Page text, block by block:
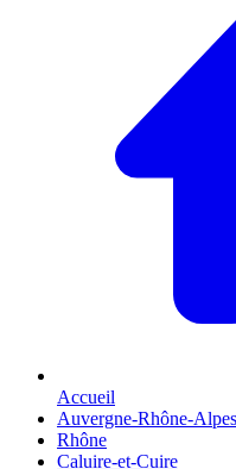
Accueil
Auvergne-Rhône-Alpes
Rhône
Caluire-et-Cuire